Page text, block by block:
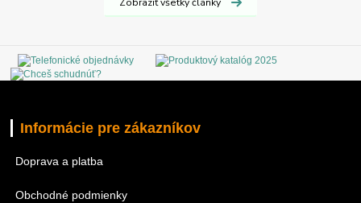
Informácie pre zákazníkov
Doprava a platba
Obchodné podmienky